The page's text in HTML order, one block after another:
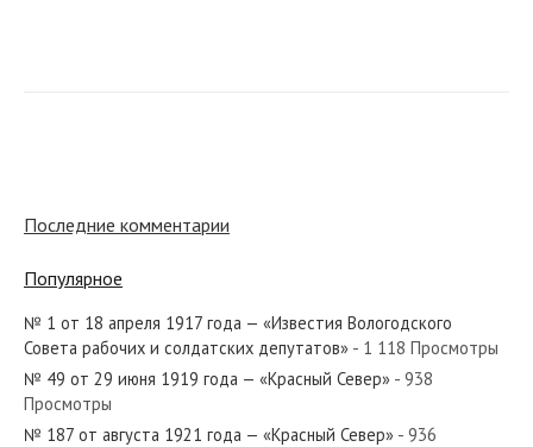
№ 129 от июля 1953 года — «Красный Север»
Последние комментарии
Популярное
№ 1 от 18 апреля 1917 года — «Известия Вологодского
Совета рабочих и солдатских депутатов» - 1 118 Просмотры
№ 49 от 29 июня 1919 года — «Красный Север» - 938
Просмотры
№ 187 от августа 1921 года — «Красный Север» - 936